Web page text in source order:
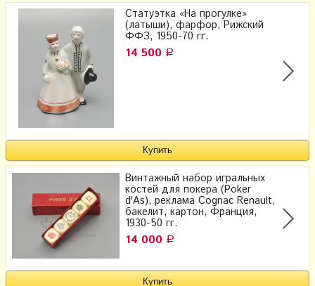
Статуэтка «На прогулке»
(латыши), фарфор, Рижский
ФФЗ, 1950-70 гг.
14 500 Р
Винтажный набор игральных
костей для покера (Poker
d'As), реклама Cognac Renault,
бакелит, картон, Франция,
1930-50 гг.
14 000 Р